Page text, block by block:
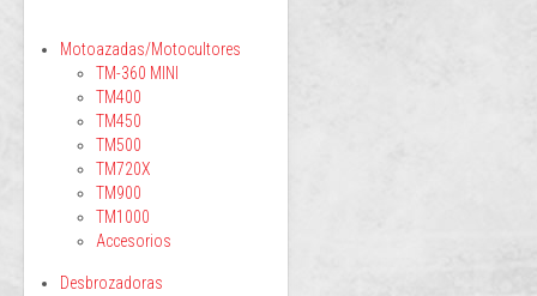
Motoazadas/Motocultores
TM-360 MINI
TM400
TM450
TM500
TM720X
TM900
TM1000
Accesorios
Desbrozadoras